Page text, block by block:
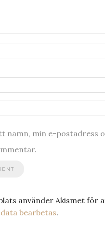
namn, min e-postadress
använder Akismet för
bearbetas.